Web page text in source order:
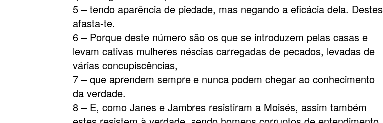
5 – tendo aparência de piedade, mas negando a eficácia dela. Destes
afasta-te.
6 – Porque deste número são os que se introduzem pelas casas e
levam cativas mulheres néscias carregadas de pecados, levadas de
várias concupiscências,
7 – que aprendem sempre e nunca podem chegar ao conhecimento
da verdade.
8 – E, como Janes e Jambres resistiram a Moisés, assim também